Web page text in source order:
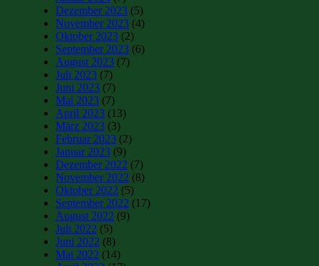
Dezember 2023 (5)
November 2023 (4)
Oktober 2023 (2)
September 2023 (6)
August 2023 (7)
Juli 2023 (7)
Juni 2023 (7)
Mai 2023 (7)
April 2023 (13)
März 2023 (3)
Februar 2023 (2)
Januar 2023 (9)
Dezember 2022 (7)
November 2022 (8)
Oktober 2022 (5)
September 2022 (17)
August 2022 (9)
Juli 2022 (5)
Juni 2022 (8)
Mai 2022 (14)